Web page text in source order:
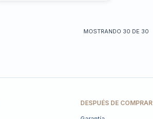
MOSTRANDO 30 DE 30
DESPUÉS DE COMPRAR